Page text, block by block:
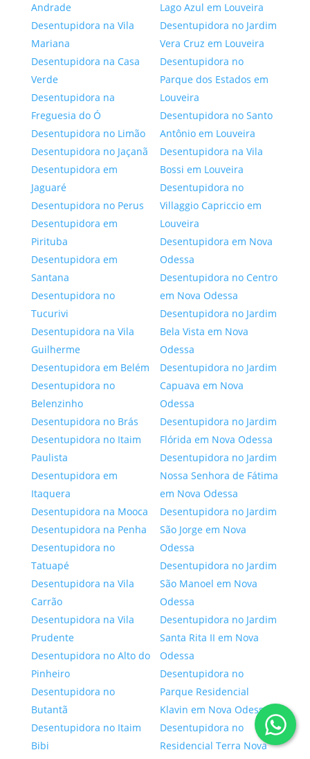
Andrade
Desentupidora na Vila
Mariana
Desentupidora na Casa
Verde
Desentupidora na
Freguesia do Ó
Desentupidora no Limão
Desentupidora no Jaçanã
Desentupidora em
Jaguaré
Desentupidora no Perus
Desentupidora em
Pirituba
Desentupidora em
Santana
Desentupidora no
Tucurivi
Desentupidora na Vila
Guilherme
Desentupidora em Belém
Desentupidora no
Belenzinho
Desentupidora no Brás
Desentupidora no Itaim
Paulista
Desentupidora em
Itaquera
Desentupidora na Mooca
Desentupidora na Penha
Desentupidora no
Tatuapé
Desentupidora na Vila
Carrão
Desentupidora na Vila
Prudente
Desentupidora no Alto do
Pinheiro
Desentupidora no
Butantã
Desentupidora no Itaim
Bibi
Lago Azul em Louveira
Desentupidora no Jardim
Vera Cruz em Louveira
Desentupidora no
Parque dos Estados em
Louveira
Desentupidora no Santo
Antônio em Louveira
Desentupidora na Vila
Bossi em Louveira
Desentupidora no
Villaggio Capriccio em
Louveira
Desentupidora em Nova
Odessa
Desentupidora no Centro
em Nova Odessa
Desentupidora no Jardim
Bela Vista em Nova
Odessa
Desentupidora no Jardim
Capuava em Nova
Odessa
Desentupidora no Jardim
Flórida em Nova Odessa
Desentupidora no Jardim
Nossa Senhora de Fátima
em Nova Odessa
Desentupidora no Jardim
São Jorge em Nova
Odessa
Desentupidora no Jardim
São Manoel em Nova
Odessa
Desentupidora no Jardim
Santa Rita II em Nova
Odessa
Desentupidora no
Parque Residencial
Klavin em Nova Odessa
Desentupidora no
Residencial Terra Nova